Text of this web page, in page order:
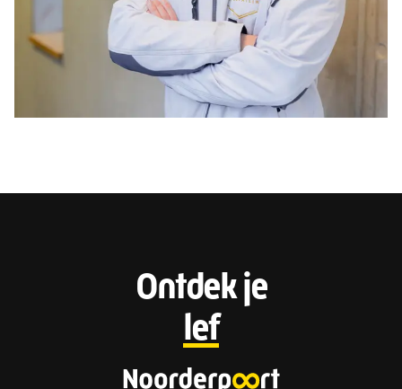
F
o
o
Ontdek je
lef